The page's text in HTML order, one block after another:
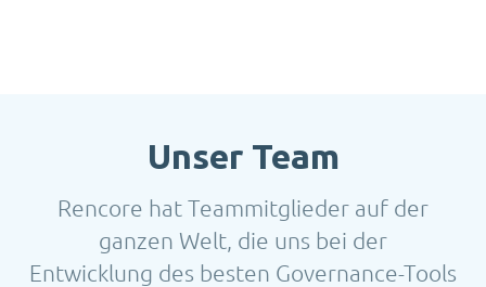
Unser Team
Rencore hat Teammitglieder auf der
ganzen Welt, die uns bei der
Entwicklung des besten Governance-Tools